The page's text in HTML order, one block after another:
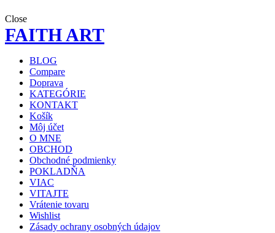
Close
FAITH ART
BLOG
Compare
Doprava
KATEGÓRIE
KONTAKT
Košík
Môj účet
O MNE
OBCHOD
Obchodné podmienky
POKLADŇA
VIAC
VITAJTE
Vrátenie tovaru
Wishlist
Zásady ochrany osobných údajov